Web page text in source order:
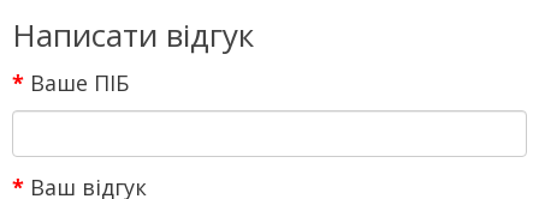
Написати відгук
Ваше ПІБ
Ваш відгук